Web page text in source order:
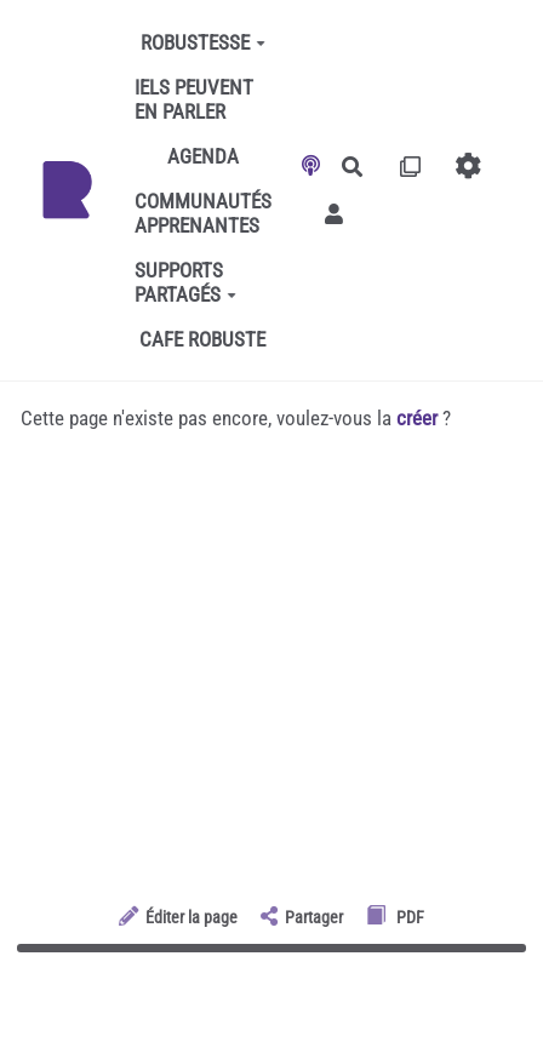
Aller au contenu principal
ROBUSTESSE
IELS PEUVENT
EN PARLER
AGENDA
COMMUNAUTÉS
APPRENANTES
SUPPORTS
PARTAGÉS
CAFE ROBUSTE
Rechercher
Cette page n'existe pas encore, voulez-vous la créer?
Éditer la page Partager PDF